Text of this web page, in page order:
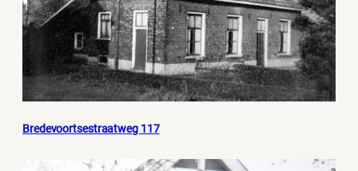
Bredevoortsestraatweg 117